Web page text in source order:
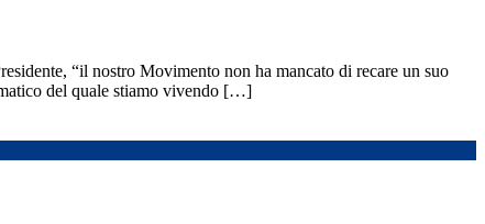
“il nostro Movimento non ha mancato di recare un suo
del quale stiamo vivendo […]